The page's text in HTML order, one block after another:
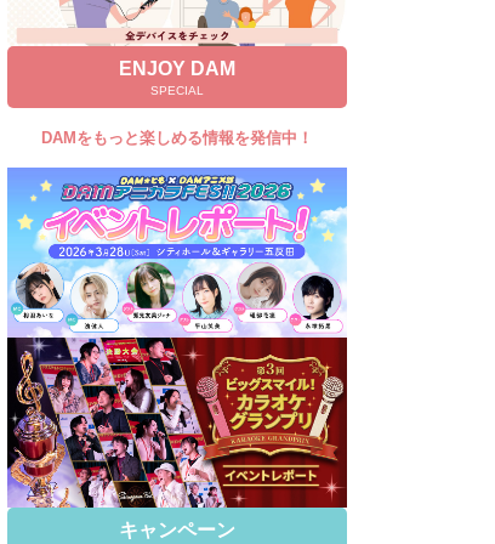
DAMの新曲・ランキングなど
カラオケ最新情報をチェック！
自宅でカラオケ歌い放題！
家族や友達と一緒に！練習にも！
ENJOY DAM
SPECIAL
DAMをもっと楽しめる情報を発信中！
キャンペーン